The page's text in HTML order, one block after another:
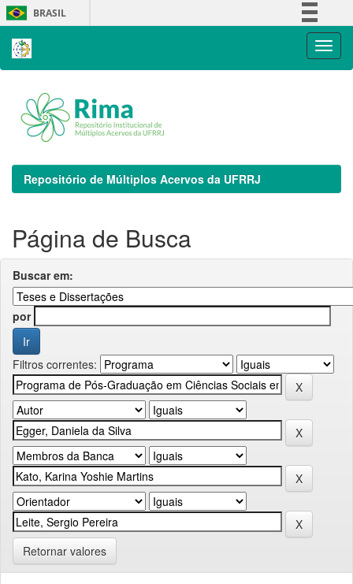
Skip
navigation
BRASIL
Repositório de Múltiplos Acervos da UFRRJ
Página de Busca
Buscar em:
por
Filtros correntes:
Retornar valores